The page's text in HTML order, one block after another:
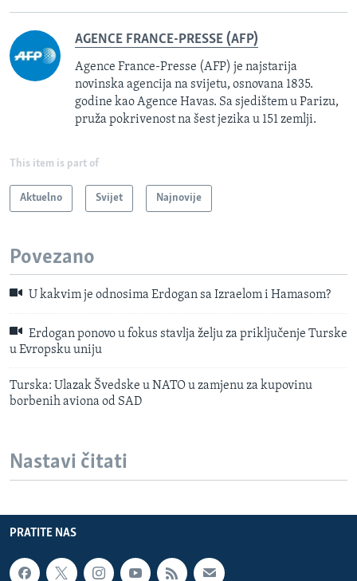
AGENCE FRANCE-PRESSE (AFP)
Agence France-Presse (AFP) je najstarija
novinska agencija na svijetu, osnovana 1835.
godine kao Agence Havas. Sa sjedištem u Parizu,
pruža pokrivenost na šest jezika u 151 zemlji.
This item is part of
Aktuelno Svijet Najnovije
Povezano
U kakvim je odnosima Erdogan sa Izraelom i Hamasom?
Erdogan ponovo u fokus stavlja želju za priključenje Turske
u Evropsku uniju
Turska: Ulazak Švedske u NATO u zamjenu za kupovinu
borbenih aviona od SAD
Nastavi čitati
PRATITE NAS